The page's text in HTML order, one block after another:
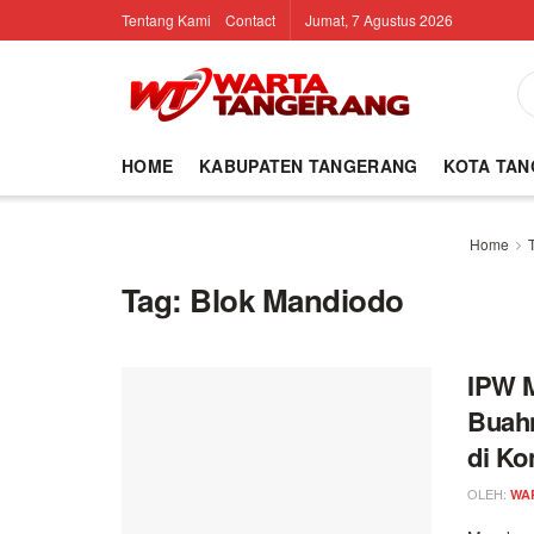
Tentang Kami Contact Jumat, 7 Agustus 2026
HOME KABUPATEN TANGERANG KOTA
Home
Tag: Blok Mandiodo
IPW
di
OLEH: